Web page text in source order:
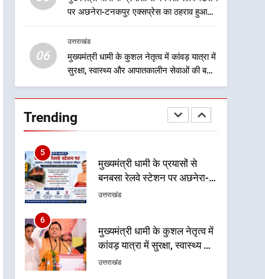
पर अछनेरा-टनकपुर एक्सप्रेस का ठहराव हुआ
06
उत्तराखंड
मुख्यमंत्री धामी के कुशल नेतृत्व में कांवड़ यात्रा में
सुरक्षा, स्वास्थ्य और आपातकालीन सेवाओं की बनी
मजबूत व्यवस्था
Trending
संस्कृति का सशक्त संदेश
परियोजनाओं पर हुआ मंथन
उत्तराखंड
4
एमडीडीए बोर्ड बैठक में 25 विकास
प्रस्तावों को मिली मंजूरी, देहरादून-
मसूरी के नियोजित विकास को
5
मुख्यमंत्री धामी के प्रयासों से
बनबसा रेलवे स्टेशन पर अछनेरा-
टनकपुर एक्सप्रेस का ठहराव हुआ
उत्तराखंड
6
मुख्यमंत्री धामी के कुशल नेतृत्व में
कांवड़ यात्रा में सुरक्षा, स्वास्थ्य और
आपातकालीन सेवाओं की बनी
उत्तराखंड